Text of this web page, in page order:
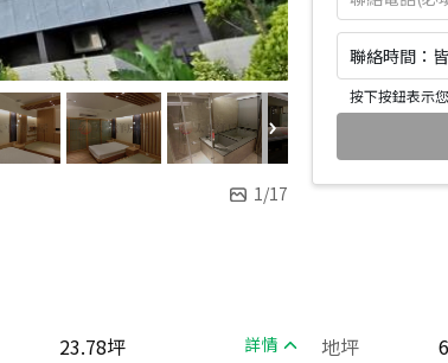
1/17
聯絡時間：
按下按鈕表示
23.78坪 詳情 地坪